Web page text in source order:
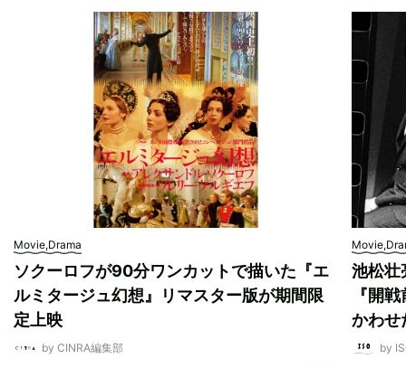
Movie,Drama
ソクーロフが90分ワンカットで描いた『エ
ルミタージュ幻想』リマスター版が期間限
定上映
by CINRA編集部
池松壮
『開
かわせ
by